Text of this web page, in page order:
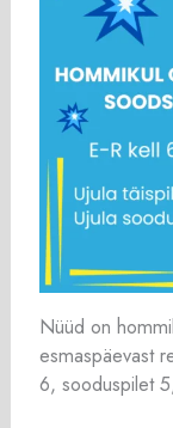
Nüüd on
esmaspäevast
6, sooduspilet